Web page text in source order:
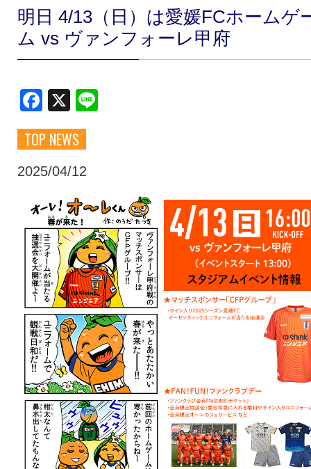
試合日程・結果
スクール
トップチーム アカデミー
スポンサー グッズ
特設ページ
明日 4/13（日）は愛媛FCホームゲ
ム vs ヴァンフォーレ甲府
Facebook
X
TOP NEWS
2025/04/12